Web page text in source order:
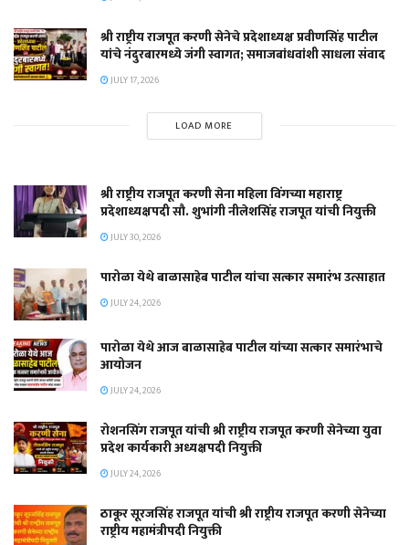
श्री राष्ट्रीय राजपूत करणी सेनेचे प्रदेशाध्यक्ष प्रवीणसिंह पाटील
यांचे नंदुरबारमध्ये जंगी स्वागत; समाजबांधवांशी साधला संवाद
JULY 17, 2026
LOAD MORE
श्री राष्ट्रीय राजपूत करणी सेना महिला विंगच्या महाराष्ट्र
प्रदेशाध्यक्षपदी सौ. शुभांगी नीलेशसिंह राजपूत यांची नियुक्ती
JULY 30, 2026
पारोळा येथे बाळासाहेब पाटील यांचा सत्कार समारंभ उत्साहात
JULY 24, 2026
पारोळा येथे आज बाळासाहेब पाटील यांच्या सत्कार समारंभाचे
आयोजन
JULY 24, 2026
रोशनसिंग राजपूत यांची श्री राष्ट्रीय राजपूत करणी सेनेच्या युवा
प्रदेश कार्यकारी अध्यक्षपदी नियुक्ती
JULY 24, 2026
ठाकूर सूरजसिंह राजपूत यांची श्री राष्ट्रीय राजपूत करणी सेनेच्या
राष्ट्रीय महामंत्रीपदी नियुक्ती